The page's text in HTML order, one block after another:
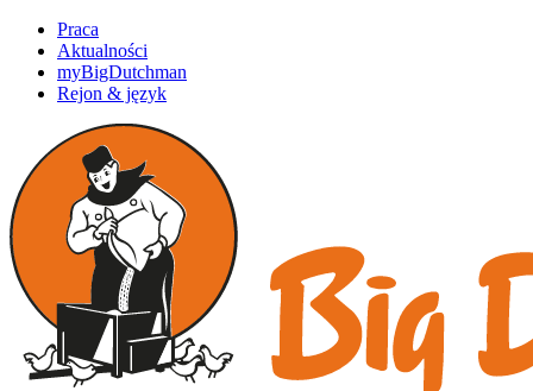
Praca
Aktualności
myBigDutchman
Rejon & język